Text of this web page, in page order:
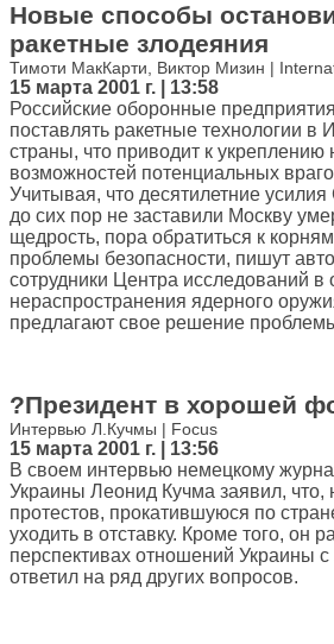
Новые способы
ракетные злодеяния
Тимоти МакКарти, Виктор Мизин |
15 марта 2001 г. | 13:58
Российские оборонные
поставлять ракетные технологии в
страны, что приводит к укреплению
возможностей потенциальных
Учитывая, что десятилетние
до сих пор не заставили Москву
щедрость, пора обратиться к
проблемы безопасности, пишут
сотрудники Центра исследований в
нераспространения ядерного
предлагают свое решение
?Президент в хорошей
Интервью Л.Кучмы | Focus
15 марта 2001 г. | 13:56
В своем интервью немецкому
Украины Леонид Кучма заявил, что,
протестов, прокатившуюся по
уходить в отставку. Кроме того, он
перспективах отношений Украины
ответил на ряд других вопросов.